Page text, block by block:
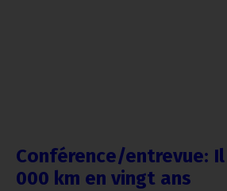
Conférence/entrevue: Il
000 km en vingt ans